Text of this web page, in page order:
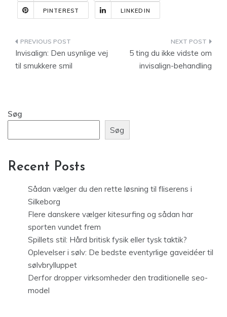
PINTEREST LINKEDIN
Indlægsnavigation
Invisalign: Den usynlige vej
til smukkere smil
5 ting du ikke vidste om
invisalign-behandling
Søg
Søg
Recent Posts
Sådan vælger du den rette løsning til fliserens i
Silkeborg
Flere danskere vælger kitesurfing og sådan har
sporten vundet frem
Spillets stil: Hård britisk fysik eller tysk taktik?
Oplevelser i sølv: De bedste eventyrlige gaveidéer til
sølvbrylluppet
Derfor dropper virksomheder den traditionelle seo-
model